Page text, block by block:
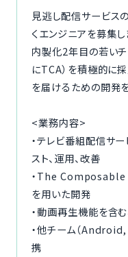
コーディネーター
イベント/マガジン
今すぐ無料で
見逃し配信サービス
くエンジニアを募集し
内製化2年目の若いチ
にTCA）を積極的に
を届けるための開発
<業務内容>
・テレビ番組配信サ
スト、運用、改善
・The
を用いた開発
・動画再生機能を含
・他チーム（
携